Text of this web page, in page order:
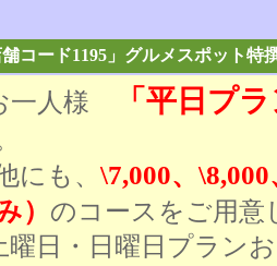
舗コード1195」グルメスポット特
一人様 「平日プ
にも、 \7,000、
） のコースをご用意
曜日・日曜日プラン